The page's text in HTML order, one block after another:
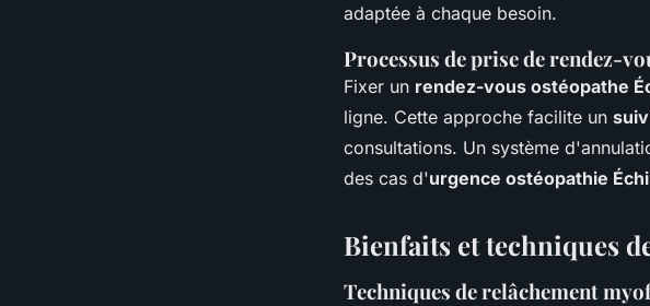
adaptée à chaque besoin.
Processus de prise de rendez-
Fixer un rendez-vous ostéopathe
ligne. Cette approche facilite un
consultations. Un système
des cas d'urgence ostéopathie
Bienfaits et techniques
Techniques de relâchement